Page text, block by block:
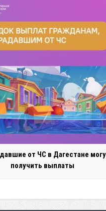
от ЧС в Дагестане
получить выплаты